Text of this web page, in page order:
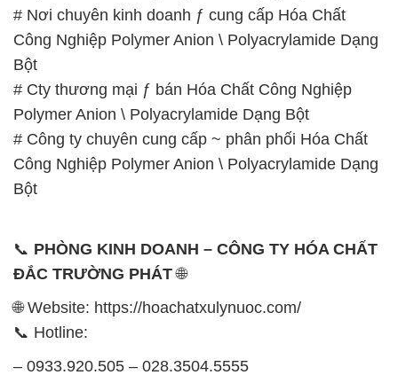
# Nơi chuyên kinh doanh ƒ cung cấp Hóa Chất
Công Nghiệp Polymer Anion \ Polyacrylamide Dạng
Bột
# Cty thương mại ƒ bán Hóa Chất Công Nghiệp
Polymer Anion \ Polyacrylamide Dạng Bột
# Công ty chuyên cung cấp ~ phân phối Hóa Chất
Công Nghiệp Polymer Anion \ Polyacrylamide Dạng
Bột
📞 PHÒNG KINH DOANH – CÔNG TY HÓA CHẤT
ĐẮC TRƯỜNG PHÁT🌐
🌐 Website: https://hoachatxulynuoc.com/
📞 Hotline:
– 0933.920.505 – 028.3504.5555